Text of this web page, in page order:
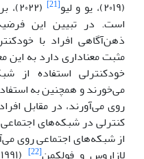
(۲۰۱۹)، یو و لیو [21]
است. در تبیین این
ذهن‌آگاهی افراد با
مثبت معنا‌داری دارد به این
خودکنترلی استفاده از
می‌خورند و همچنین به
روی می‌آورند، در مقابل
کنترلی در شبکه‌های
از شبکه‌های اجتماعی روی
لازاروس و فولکمن[22]